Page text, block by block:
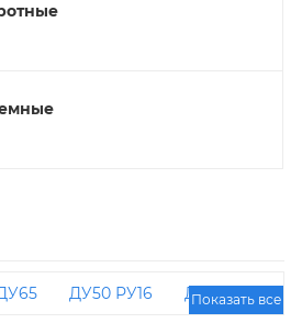
ДУ50 РУ16
ДУ80
Показать все